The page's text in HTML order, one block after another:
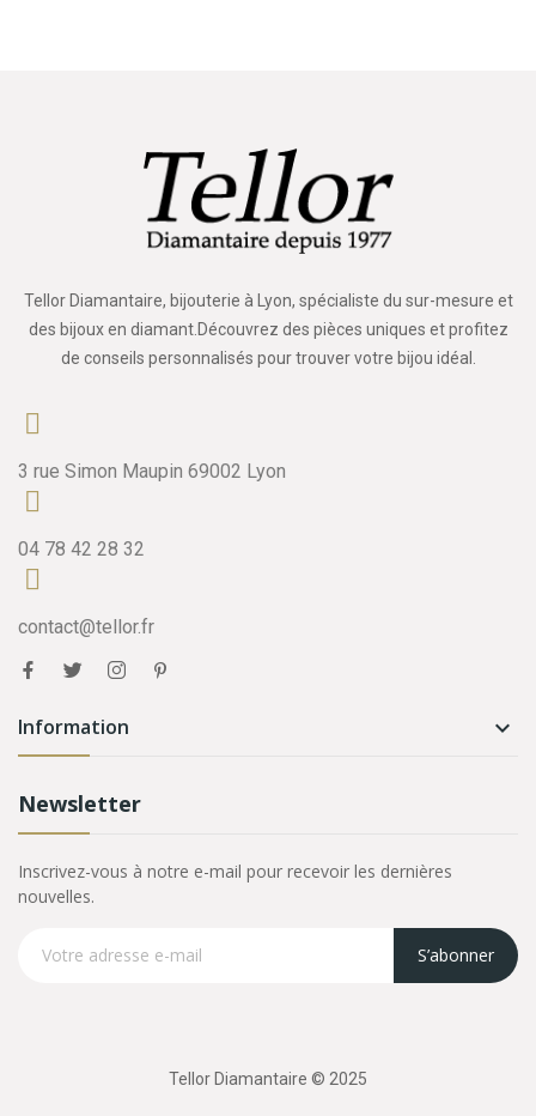
Tellor Diamantaire, bijouterie à Lyon, spécialiste du sur-mesure et
des bijoux en diamant.Découvrez des pièces uniques et profitez
de conseils personnalisés pour trouver votre bijou idéal.
3 rue Simon Maupin 69002 Lyon
04 78 42 28 32
contact@tellor.fr
Information 
Newsletter
Inscrivez-vous à notre e-mail pour recevoir les dernières
nouvelles.
S’abonner
Tellor Diamantaire © 2025